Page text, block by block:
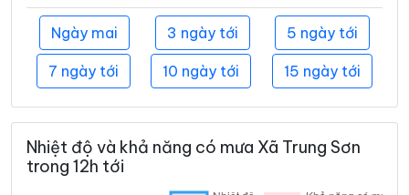
Ngày mai 3 ngày tới 5 ngày tới
7 ngày tới 10 ngày tới 15 ngày tới
Nhiệt độ và khả năng có mưa Xã Trung Sơn
trong 12h tới